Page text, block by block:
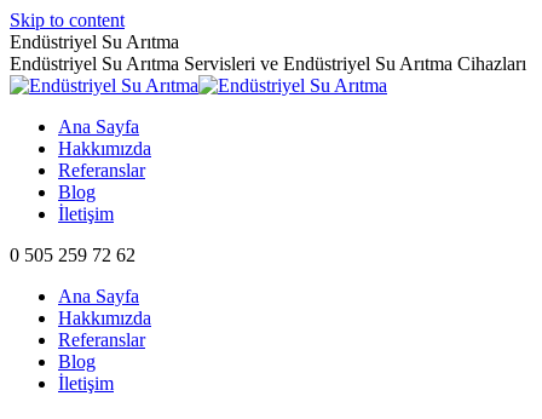
Skip to content
Endüstriyel Su Arıtma
Endüstriyel Su Arıtma Servisleri ve Endüstriyel Su Arıtma Cihazları
Ana Sayfa
Hakkımızda
Referanslar
Blog
İletişim
0 505 259 72 62
Ana Sayfa
Hakkımızda
Referanslar
Blog
İletişim